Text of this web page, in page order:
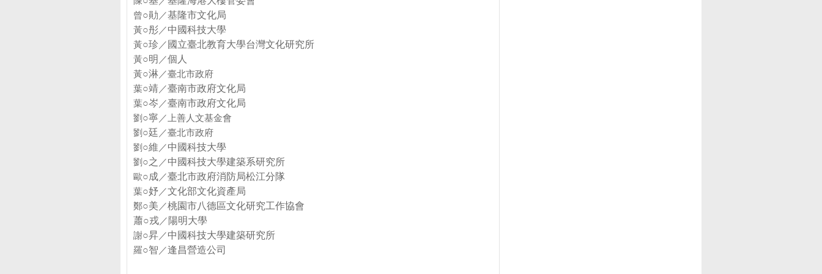
曾○勛 ／基隆市文化局
黃○彤／中國科技大學
黃○珍 ／ 國立臺北教育大學台灣文化研究所
黃○明 ／個人
黃○淋／臺北市政府
葉○靖 ／臺南市政府文化局
葉○岑 ／臺南市政府文化局
劉 ○寧／ 上善人文基金會
劉 ○廷 ／臺北市政府
劉 ○維 ／中國科技大學
劉 ○之 ／中國科技大學建築系研究所
歐○成／臺北市政府消防局松江分隊
葉○妤／文化部文化資產局
鄭○美 ／桃園市八德區文化研究工作協會
蕭○戎／ 陽明大學
謝○昇／中國科技大學建築研究所
羅○智 ／逢昌營造公司